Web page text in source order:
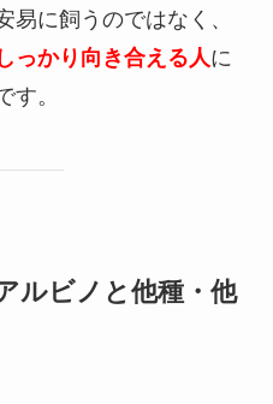
易に飼うのではなく、
っかり向き合える人に
す。
ルビノと他種・他